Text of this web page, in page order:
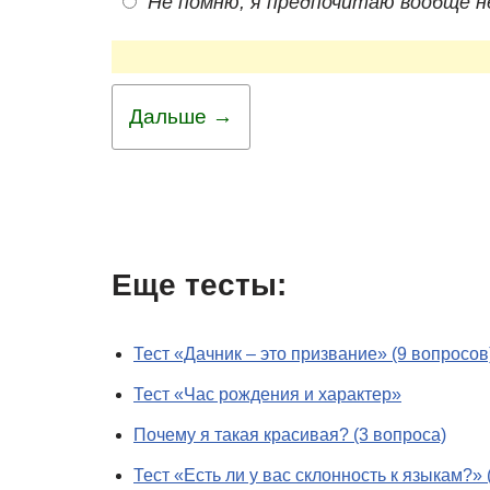
Дальше →
Еще тесты:
Тест «Дачник – это призвание» (9
Тест «Час рождения и характер»
Почему я такая красивая? (3 вопроса)
Тест «Есть ли у вас склонность к